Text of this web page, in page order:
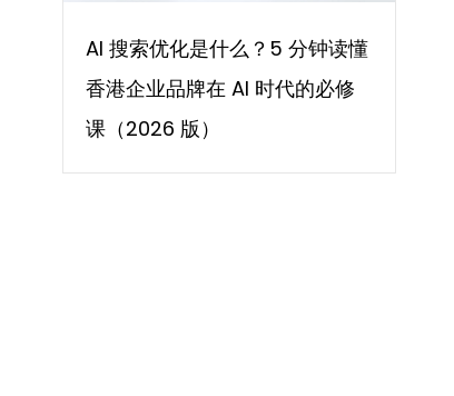
AI 搜索优化是什么？5 分钟读懂
香港企业品牌在 AI 时代的必修
课（2026 版）